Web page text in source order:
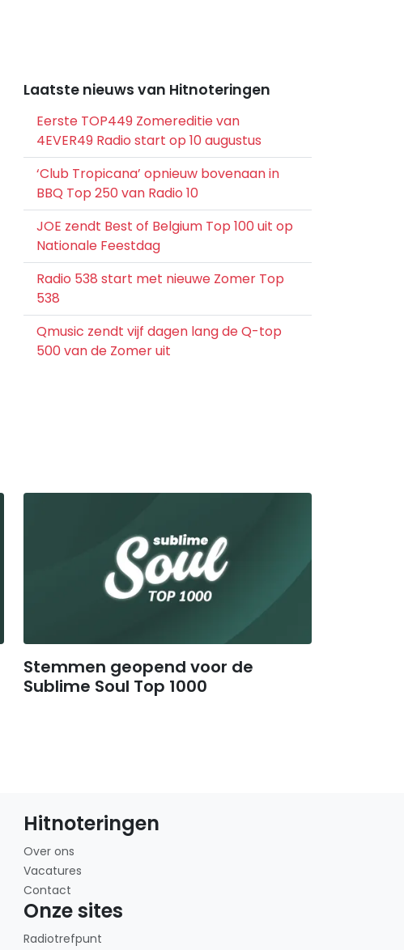
Laatste nieuws van Hitnoteringen
Eerste TOP449 Zomereditie van
4EVER49 Radio start op 10 augustus
‘Club Tropicana’ opnieuw bovenaan in
BBQ Top 250 van Radio 10
JOE zendt Best of Belgium Top 100 uit op
Nationale Feestdag
Radio 538 start met nieuwe Zomer Top
538
Qmusic zendt vijf dagen lang de Q-top
500 van de Zomer uit
Stemmen geopend voor de
Sublime Soul Top 1000
Hitnoteringen
Over ons
Vacatures
Contact
Onze sites
Radiotrefpunt